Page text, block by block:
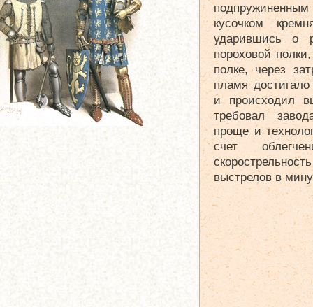
кусочком
ударившись о
пороховой
полке, через
пламя достигало
и происходил
требовал
проще и
счет
выстрелов в